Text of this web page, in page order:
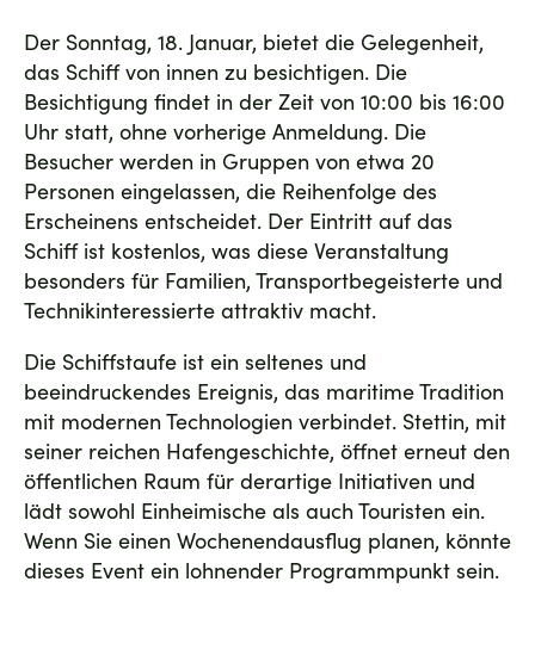
Der Sonntag, 18. Januar, bietet die Gelegenheit,
das Schiff von innen zu besichtigen. Die
Besichtigung findet in der Zeit von 10:00 bis 16:00
Uhr statt, ohne vorherige Anmeldung. Die
Besucher werden in Gruppen von etwa 20
Personen eingelassen, die Reihenfolge des
Erscheinens entscheidet. Der Eintritt auf das
Schiff ist kostenlos, was diese Veranstaltung
besonders für Familien, Transportbegeisterte und
Technikinteressierte attraktiv macht.
Die Schiffstaufe ist ein seltenes und
beeindruckendes Ereignis, das maritime Tradition
mit modernen Technologien verbindet. Stettin, mit
seiner reichen Hafen­geschichte, öffnet erneut den
öffentlichen Raum für derartige Initiativen und
lädt sowohl Einheimische als auch Touristen ein.
Wenn Sie einen Wochenendausflug planen, könnte
dieses Event ein lohnender Programmpunkt sein.